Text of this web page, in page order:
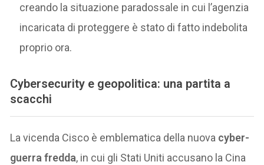
creando la situazione paradossale in cui l’agenzia
incaricata di proteggere è stato di fatto indebolita
proprio ora.
Cybersecurity e geopolitica: una partita a
scacchi
La vicenda Cisco è emblematica della nuova cyber-
guerra fredda, in cui gli Stati Uniti accusano la Cina